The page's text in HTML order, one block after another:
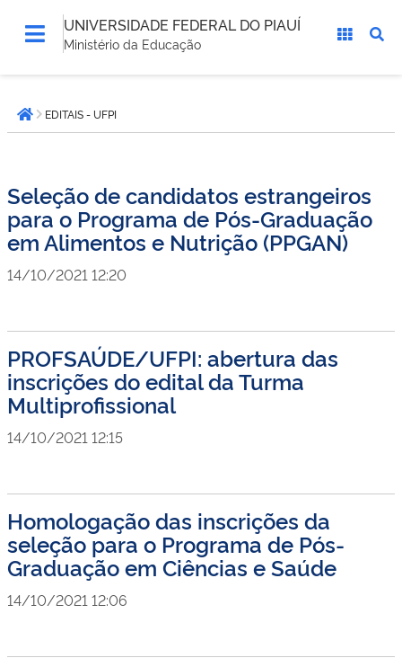
UNIVERSIDADE FEDERAL DO PIAUÍ
Ministério da Educação
está
aqui:Página inicial
EDITAIS - UFPI
Seleção de candidatos estrangeiros
para o Programa de Pós-Graduação
em Alimentos e Nutrição (PPGAN)
14/10/2021 12:20
PROFSAÚDE/UFPI: abertura das
inscrições do edital da Turma
Multiprofissional
14/10/2021 12:15
Homologação das inscrições da
seleção para o Programa de Pós-
Graduação em Ciências e Saúde
14/10/2021 12:06